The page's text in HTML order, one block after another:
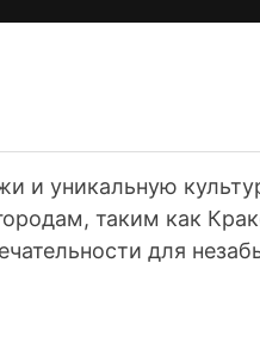
и уникальную
таким как
для